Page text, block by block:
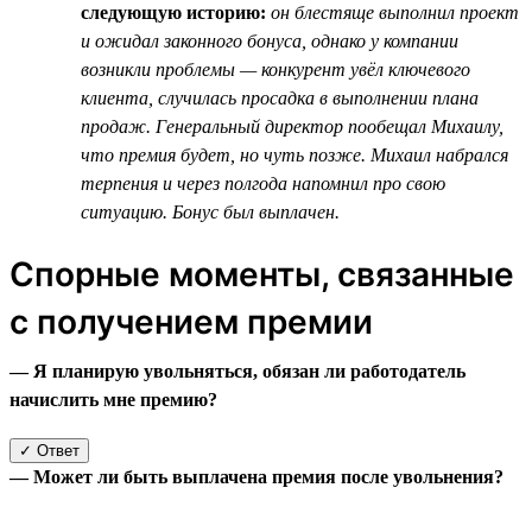
следующую историю: он блестяще выполнил проект
и ожидал законного бонуса, однако у компании
возникли проблемы — конкурент увёл ключевого
клиента, случилась просадка в выполнении плана
продаж. Генеральный директор пообещал Михаилу,
что премия будет, но чуть позже. Михаил набрался
терпения и через полгода напомнил про свою
ситуацию. Бонус был выплачен.
Спорные моменты, связанные
с получением премии
— Я планирую увольняться, обязан ли работодатель
начислить мне премию?
✓ Ответ
— Может ли быть выплачена премия после увольнения?